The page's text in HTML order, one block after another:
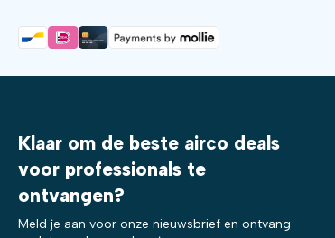
Klaar om de beste airco deals
voor professionals te
ontvangen?
Meld je aan voor onze nieuwsbrief en ontvang